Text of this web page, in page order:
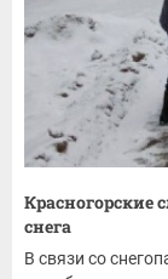
Красногорские
снега
В связи со